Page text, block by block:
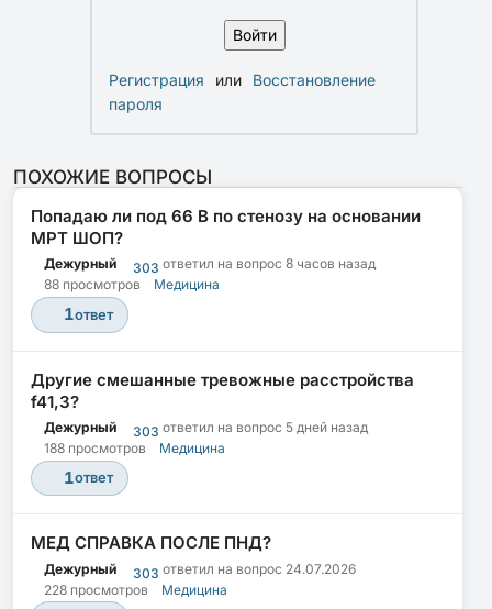
Регистрация или
Восстановление
пароля
ПОХОЖИЕ ВОПРОСЫ
Попадаю ли под 66 В по стенозу на основании
МРТ ШОП?
Дежурный 303 ответил на вопрос 8 часов назад
88 просмотров
Медицина
1ответ
Другие смешанные тревожные расстройства
f41,3?
Дежурный 303 ответил на вопрос 5 дней назад
188 просмотров
Медицина
1ответ
МЕД СПРАВКА ПОСЛЕ ПНД?
Дежурный 303 ответил на вопрос 24.07.2026
228 просмотров
Медицина